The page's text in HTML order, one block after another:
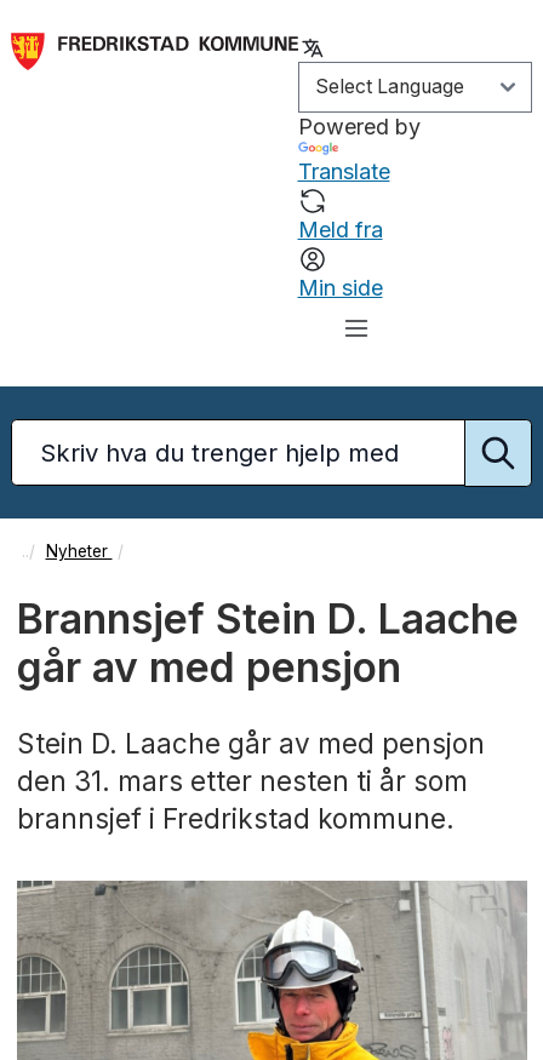
Powered by
Translate
Meld fra
Min side
Nyheter
Brannsjef Stein D. Laache
går av med pensjon
Stein D. Laache går av med pensjon
den 31. mars etter nesten ti år som
brannsjef i Fredrikstad kommune.